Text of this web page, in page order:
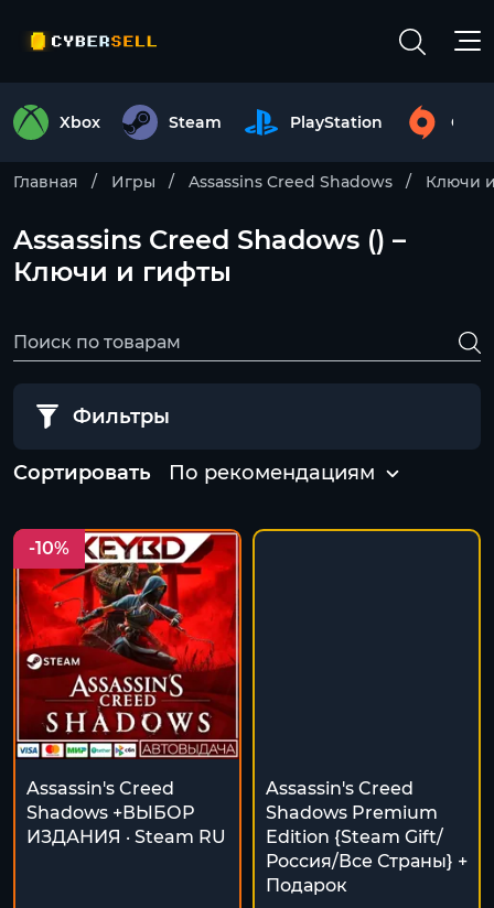
Xbox Steam PlayStation
Главная Игры Assassins Creed Shadows Ключи
Assassins Creed Shadows () –
Ключи и гифты
Фильтры
Сортировать По рекомендациям
-10%
Assassin's Creed
Shadows +ВЫБОР
ИЗДАНИЯ · Steam RU
Assassin's Creed
Shadows Premium
Edition {Steam Gift/
Россия/Все Страны} +
Подарок